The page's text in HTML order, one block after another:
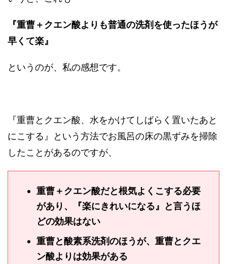
『重曹＋クエン酸よりも普通の洗剤を使ったほうが
早くて楽』
というのが、私の感想です。
『重曹とクエン酸、水をかけてしばらく置いたあと
にこする』という方法でお風呂の床の黒ずみを掃除
したことがあるのですが、
重曹＋クエン酸だと根気よくこする必要
があり、『楽にきれいになる』と言うほ
どの効果はない
重曹と酸素系洗剤のほうが、重曹とクエ
ン酸よりは効果がある